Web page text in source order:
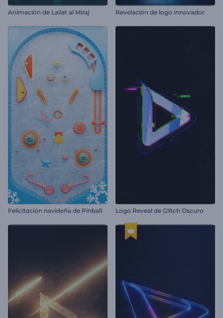
Animación de Lailat al Miraj Revelación de logo innovador
Felicitación navideña de Pinball Logo Reveal de Glitch Oscuro